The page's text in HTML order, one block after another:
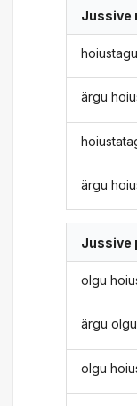
Jussive
hoiustagu
ärgu
ärgu
Jussive
olgu
ärgu
olgu